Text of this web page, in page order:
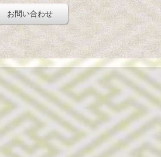
お問い合わせ